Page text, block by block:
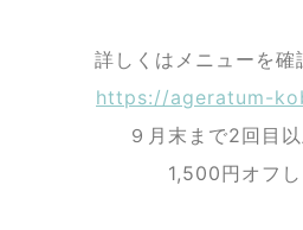
詳しくはメニューを確
https://ageratum-
９月末まで2回目
1,500円オフし